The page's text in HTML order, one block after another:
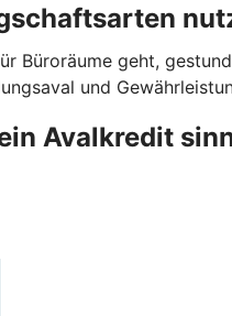
Büroräume geht,
und
Avalkredit